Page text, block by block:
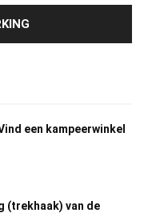
een kampeerwinkel
(trekhaak) van de